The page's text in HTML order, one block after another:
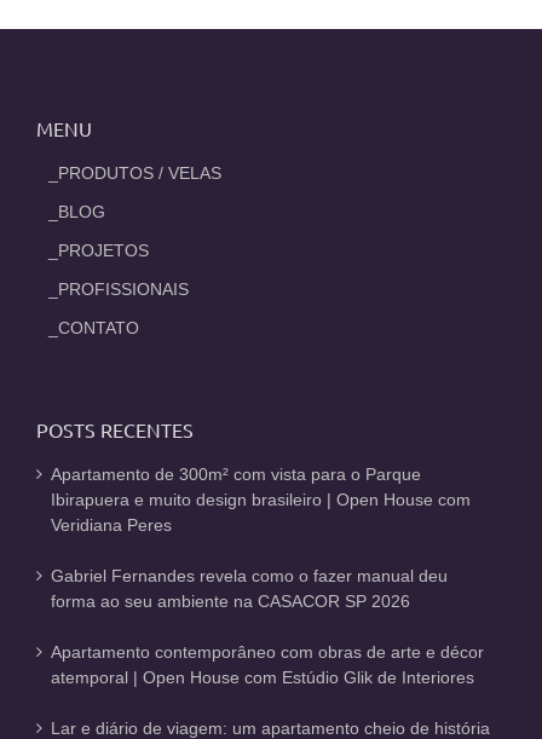
MENU
_PRODUTOS / VELAS
_BLOG
_PROJETOS
_PROFISSIONAIS
_CONTATO
POSTS RECENTES
Apartamento de 300m² com vista para o Parque
Ibirapuera e muito design brasileiro | Open House com
Veridiana Peres
Gabriel Fernandes revela como o fazer manual deu
forma ao seu ambiente na CASACOR SP 2026
Apartamento contemporâneo com obras de arte e décor
atemporal | Open House com Estúdio Glik de Interiores
Lar e diário de viagem: um apartamento cheio de história